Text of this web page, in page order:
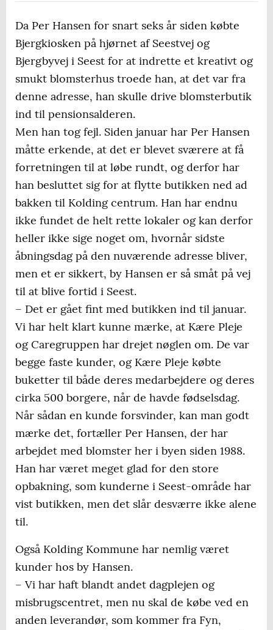
Da Per Hansen for snart seks år siden købte
Bjergkiosken på hjørnet af Seestvej og
Bjergbyvej i Seest for at indrette et kreativt og
smukt blomsterhus troede han, at det var fra
denne adresse, han skulle drive blomsterbutik
ind til pensionsalderen.
Men han tog fejl. Siden januar har Per Hansen
måtte erkende, at det er blevet sværere at få
forretningen til at løbe rundt, og derfor har
han besluttet sig for at flytte butikken ned ad
bakken til Kolding centrum. Han har endnu
ikke fundet de helt rette lokaler og kan derfor
heller ikke sige noget om, hvornår sidste
åbningsdag på den nuværende adresse bliver,
men et er sikkert, by Hansen er så småt på vej
til at blive fortid i Seest.
– Det er gået fint med butikken ind til januar.
Vi har helt klart kunne mærke, at Kære Pleje
og Caregruppen har drejet nøglen om. De var
begge faste kunder, og Kære Pleje købte
buketter til både deres medarbejdere og deres
cirka 500 borgere, når de havde fødselsdag.
Når sådan en kunde forsvinder, kan man godt
mærke det, fortæller Per Hansen, der har
arbejdet med blomster her i byen siden 1988.
Han har været meget glad for den store
opbakning, som kunderne i Seest-område har
vist butikken, men det slår desværre ikke alene
til.
Også Kolding Kommune har nemlig været
kunder hos by Hansen.
– Vi har haft blandt andet dagplejen og
misbrugscentret, men nu skal de købe ved en
anden leverandør, som kommer fra Fyn,